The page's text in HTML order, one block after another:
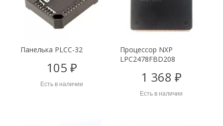
Панелька PLCC-32
105 ₽
Есть в наличии
Процессор NXP
LPC2478FBD208
1 368 ₽
Есть в наличии